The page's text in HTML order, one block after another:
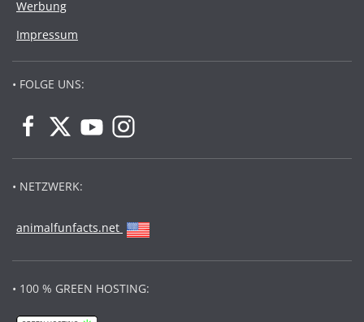
Werbung
Impressum
• FOLGE UNS:
• NETZWERK:
animalfunfacts.net
• 100 % GREEN HOSTING: